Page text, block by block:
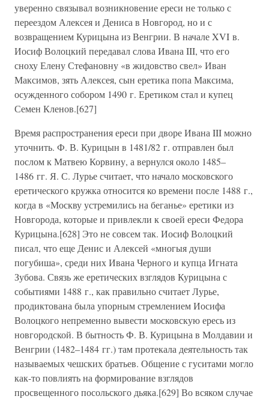
уверенно связывал возникновение ереси не только с
переездом Алексея и Дениса в Новгород, но и с
возвращением Курицына из Венгрии. В начале XVI в.
Иосиф Волоцкий передавал слова Ивана III, что его
сноху Елену Стефановну «в жидовство свел» Иван
Максимов, зять Алексея, сын еретика попа Максима,
осужденного собором 1490 г. Еретиком стал и купец
Семен Кленов.[627]
Время распространения ереси при дворе Ивана III можно
уточнить. Ф. В. Курицын в 1481/82 г. отправлен был
послом к Матвею Корвину, а вернулся около 1485–
1486 гг. Я. С. Лурье считает, что начало московского
еретического кружка относится ко времени после 1488 г.,
когда в «Москву устремились на беганье» еретики из
Новгорода, которые и привлекли к своей ереси Федора
Курицына.[628] Это не совсем так. Иосиф Волоцкий
писал, что еще Денис и Алексей «многыя души
погубиша», среди них Ивана Черного и купца Игната
Зубова. Связь же еретических взглядов Курицына с
событиями 1488 г., как правильно считает Лурье,
продиктована была упорным стремлением Иосифа
Волоцкого непременно вывести московскую ересь из
новгородской. В бытность Ф. В. Курицына в Молдавии и
Венгрии (1482–1484 гг.) там протекала деятельность так
называемых чешских братьев. Общение с гуситами могло
как-то повлиять на формирование взглядов
просвещенного посольского дьяка.[629] Во всяком случае